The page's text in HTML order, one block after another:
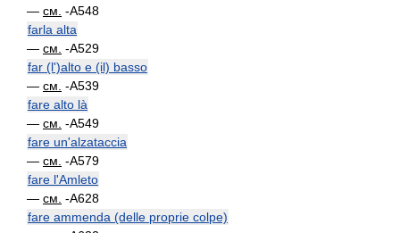
— см. -A548
farla alta
— см. -A529
far (l')alto e (il) basso
— см. -A539
fare alto là
— см. -A549
fare un'alzataccia
— см. -A579
fare l'Amleto
— см. -A628
fare ammenda (delle proprie colpe)